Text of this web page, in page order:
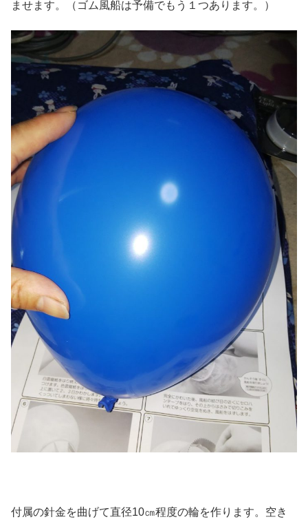
ませます。（ゴム風船は予備でもう１つあります。）
付属の針金を曲げて直径10㎝程度の輪を作ります。空き